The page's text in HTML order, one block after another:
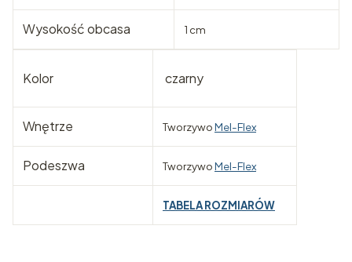
Wysokość obcasa 1 cm
Kolor czarny
Wnętrze TworzywoMel-Flex
Podeszwa TworzywoMel-Flex
TABELA ROZMIARÓW